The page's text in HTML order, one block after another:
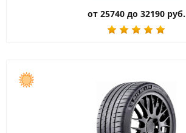
от 25740 до 32190 руб.